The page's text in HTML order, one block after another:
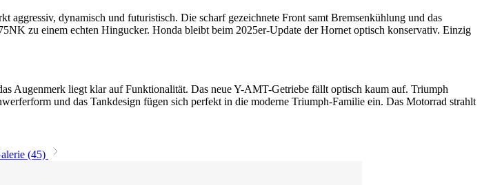
dynamisch und futuristisch. Die scharf gezeichnete Front samt Bremsenkühlung und das
zu einem echten Hingucker. Honda bleibt beim 2025er-Update der Hornet optisch konservativ. Einzig
Augenmerk liegt klar auf Funktionalität. Das neue Y-AMT-Getriebe fällt optisch kaum auf. Triumph
und das Tankdesign fügen sich perfekt in die moderne Triumph-Familie ein. Das Motorrad strahlt
(45)